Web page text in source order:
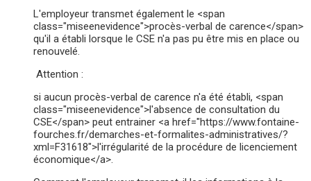
L'employeur transmet également le <span
class="miseenevidence">procès-verbal de carence</span>
qu'il a établi lorsque le CSE n'a pas pu être mis en place ou
renouvelé.
Attention :
si aucun procès-verbal de carence n'a été établi, <span
class="miseenevidence">l'absence de consultation du
CSE</span> peut entrainer <a href="https://www.fontaine-
fourches.fr/demarches-et-formalites-administratives/?
xml=F31618">l'irrégularité de la procédure de licenciement
économique</a>.